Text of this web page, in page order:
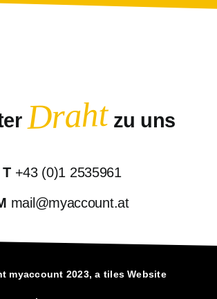
Drahtzu uns
T +43 (0)1 2535961
mail@myaccount.at
myaccount 2023, a tiles Website